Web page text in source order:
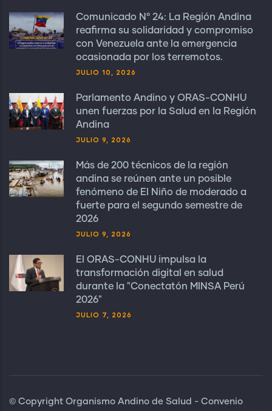
Comunicado N° 24: La Región Andina
reafirma su solidaridad y compromiso
con Venezuela ante la emergencia
ocasionada por los terremotos.
JULIO 10, 2026
Parlamento Andino y ORAS-CONHU
unen fuerzas por la Salud en la Región
Andina
JULIO 9, 2026
Más de 200 técnicos de la región
andina se reúnen ante un posible
fenómeno de El Niño de moderado a
fuerte para el segundo semestre de
2026
JULIO 9, 2026
El ORAS-CONHU impulsa la
transformación digital en salud
durante la "Conectatón MINSA Perú
2026"
JULIO 7, 2026
© Copyright Organismo Andino de Salud - Convenio